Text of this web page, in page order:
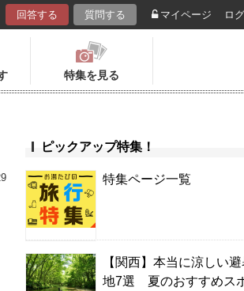
回答する 質問する マイページ ロ
特集を見る
ピックアップ特集！
特集ページ一覧
【関西】本当に涼しい
地7選 夏のおすすめス